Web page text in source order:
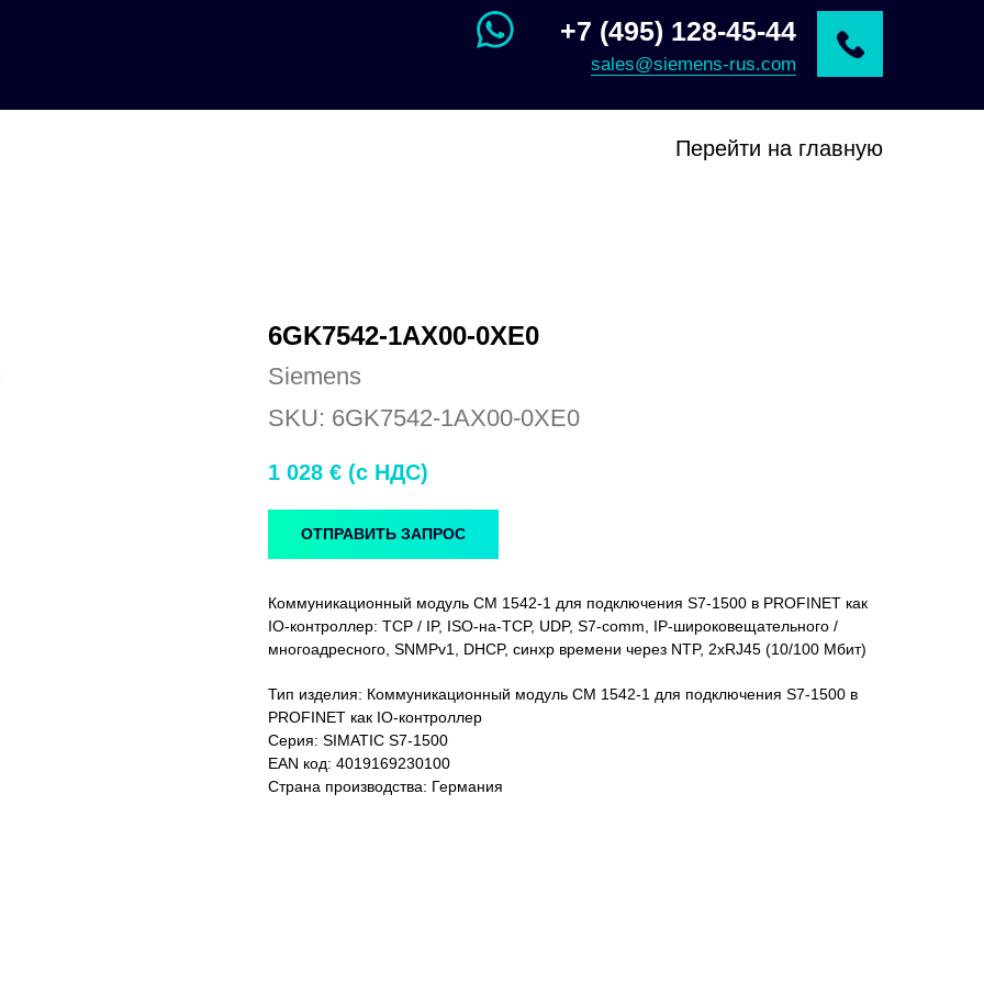
+7 (495) 128-45-44
sales@siemens-rus.com
Перейти на главную
6GK7542-1AX00-0XE0
Siemens
SKU: 6GK7542-1AX00-0XE0
1 028 € (c НДС)
ОТПРАВИТЬ ЗАПРОС
Коммуникационный модуль CM 1542-1 для подключения S7-1500 в PROFINET как
IO-контроллер: TCP / IP, ISO-на-TCP, UDP, S7-comm, IP-широковещательного /
многоадресного, SNMPv1, DHCP, синхр времени через NTP, 2xRJ45 (10/100 Мбит)
Тип изделия: Коммуникационный модуль CM 1542-1 для подключения S7-1500 в
PROFINET как IO-контроллер
Серия: SIMATIC S7-1500
EAN код: 4019169230100
Страна производства: Германия